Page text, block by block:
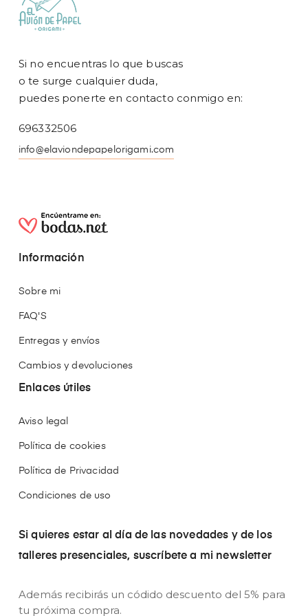
Si no encuentras lo que buscas
o te surge cualquier duda,
puedes ponerte en contacto conmigo en:
696332506
info@elaviondepapelorigami.com
Información
Sobre mi
FAQ'S
Entregas y envíos
Cambios y devoluciones
Enlaces útiles
Aviso legal
Política de cookies
Política de Privacidad
Condiciones de uso
Si quieres estar al día de las novedades y de los
talleres presenciales, suscríbete a mi newsletter
Además recibirás un códido descuento del 5% para
tu próxima compra.